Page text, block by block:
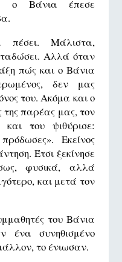
ο Βάνια έπεσε
Μάλιστα,
Αλλά όταν
πώς και ο Βάνια
δεν μας
του. Ακόμα και ο
παρέας μας, τον
του ψιθύρισε:
Εκείνος
Έτσι ξεκίνησε
φυσικά, αλλά
και μετά τον
του Βάνια
ένα συνηθισμένο
το ένιωσαν.